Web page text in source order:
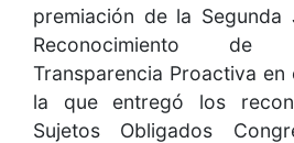
premiación de la Segunda
Reconocimiento
Transparencia Proactiva
la que entregó los
Sujetos Obligados